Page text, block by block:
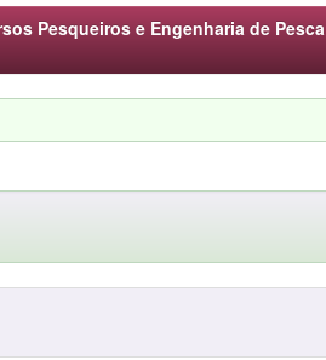
Pesqueiros e Engenharia de Pesca